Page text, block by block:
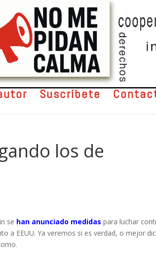
Suscríbete
los de
se han anunciado medidas para luchar
a EEUU. Ya veremos si es verdad, o mejor